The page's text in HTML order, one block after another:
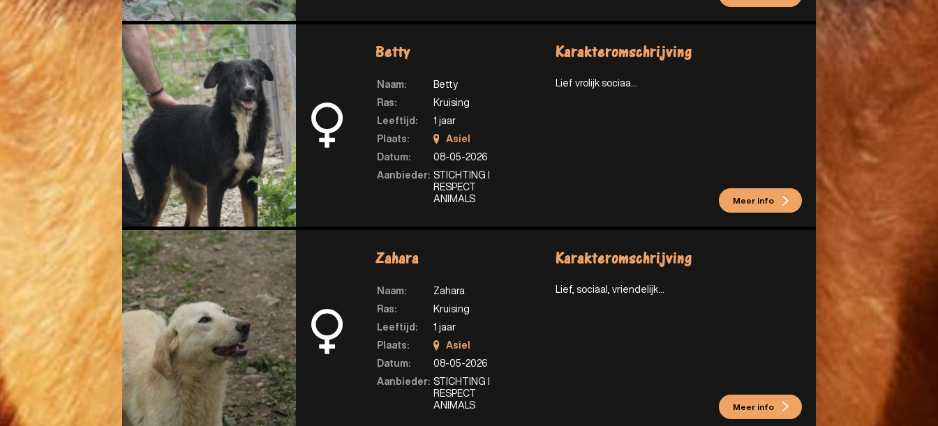
Betty
Naam:
Betty
Ras:
Kruising
Leeftijd:
1 jaar
Plaats:
Asiel
Datum:
08-05-2026
Aanbieder: STICHTING I
RESPECT
ANIMALS
Karakteromschrijving
Lief vrolijk sociaa...
Meer info
Zahara
Naam:
Zahara
Ras:
Kruising
Leeftijd:
1 jaar
Plaats:
Asiel
Datum:
08-05-2026
Aanbieder: STICHTING I
RESPECT
ANIMALS
Karakteromschrijving
Lief, sociaal, vriendelijk...
Meer info